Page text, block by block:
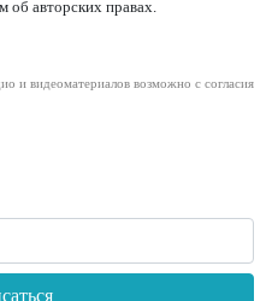
об авторских правах.
и видеоматериалов возможно с согласия